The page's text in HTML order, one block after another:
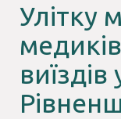
Улітку